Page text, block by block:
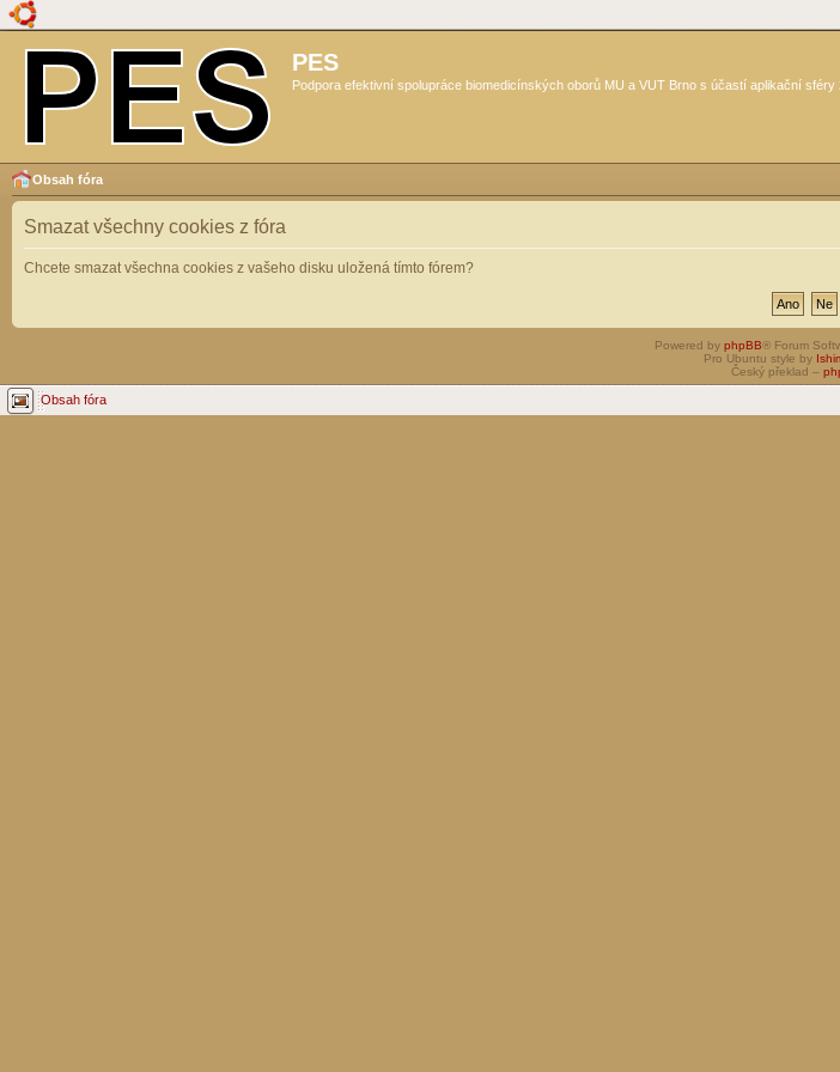
PES
Podpora efektivní spolupráce biomedicínských oborů MU a VUT Brno s účastí aplikační sféry
Obsah fóra
Smazat všechny cookies z fóra
Chcete smazat všechna cookies z vašeho disku uložená tímto fórem?
Powered by phpBB® Forum
Pro Ubuntu style by
Český překlad –
Obsah fóra